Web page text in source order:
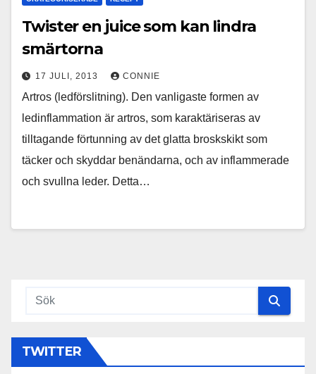
Twister en juice som kan lindra
smärtorna
17 JULI, 2013 CONNIE
Artros (ledförslitning). Den vanligaste formen av
ledinflammation är artros, som karaktäriseras av
tilltagande förtunning av det glatta broskskikt som
täcker och skyddar benändarna, och av inflammerade
och svullna leder. Detta…
TWITTER